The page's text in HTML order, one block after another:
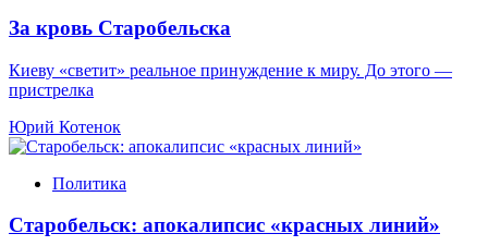
За кровь Старобельска
Киеву «светит» реальное принуждение к миру. До этого —
пристрелка
Юрий Котенок
Политика
Старобельск: апокалипсис «красных линий»